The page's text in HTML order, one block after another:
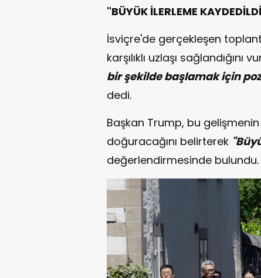
"BÜYÜK İLERLEME
İsviçre'de gerçekleşen
karşılıklı uzlaşı sağlandığını
bir şekilde başlamak için
dedi.
Başkan Trump, bu
doğuracağını belirterek
değerlendirmesinde bulundu.